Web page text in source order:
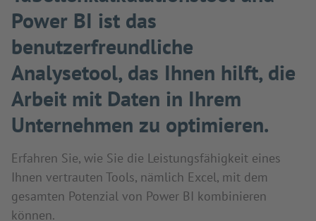
Power BI ist das
benutzerfreundliche
Analysetool, das Ihnen hilft, die
Arbeit mit Daten in Ihrem
Unternehmen zu optimieren.
Erfahren Sie, wie Sie die Leistungsfähigkeit eines
Ihnen vertrauten Tools, nämlich Excel, mit dem
gesamten Potenzial von Power BI kombinieren
können.